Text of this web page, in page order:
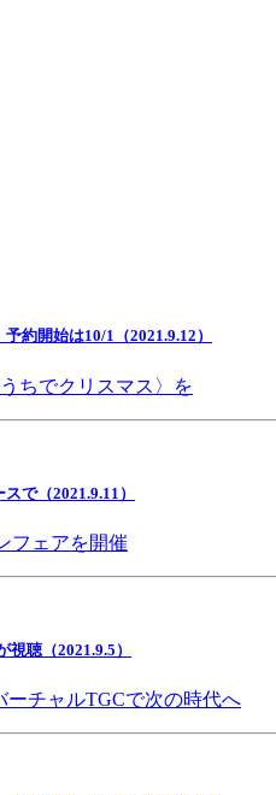
約開始は10/1（2021.9.12）
ちでクリスマス〉を
で（2021.9.11）
フェアを開催
聴（2021.9.5）
チャルTGCで次の時代へ